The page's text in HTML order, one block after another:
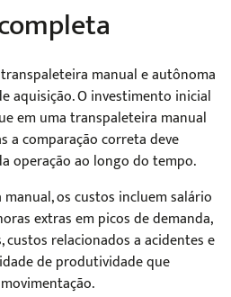
manual e autônoma
aquisição. O investimento inicial
em uma transpaleteira manual
a comparação correta deve
operação ao longo do tempo.
os custos incluem salário
extras em picos de demanda,
relacionados a acidentes e
de produtividade que